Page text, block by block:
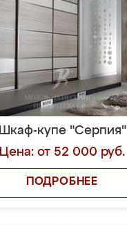
Шкаф-купе "Серпия"
Цена: от 52 000 руб.
ПОДРОБНЕЕ